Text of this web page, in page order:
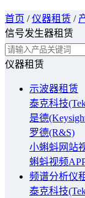
首页 /仪器租赁 /
信号发生器租赁
仪器租赁
示波器租赁
泰克科技
是德
罗德(R&S)
小蝌蚪网站
蝌蚪视频
频谱分析仪
泰克科技